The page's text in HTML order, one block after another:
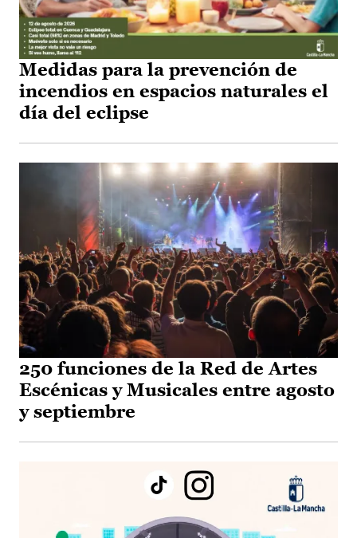
Medidas para la prevención de
incendios en espacios naturales el
día del eclipse
250 funciones de la Red de Artes
Escénicas y Musicales entre agosto
y septiembre